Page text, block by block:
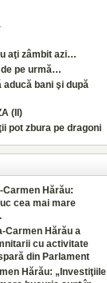
aţi zâmbit azi…
de pe urmă…
bani şi după
(II)
pot zbura pe dragoni
Carmen Hărău:
cea mai mare
Carmen Hărău a
cu activitate
din Parlament
Hărău: „Investiţiile